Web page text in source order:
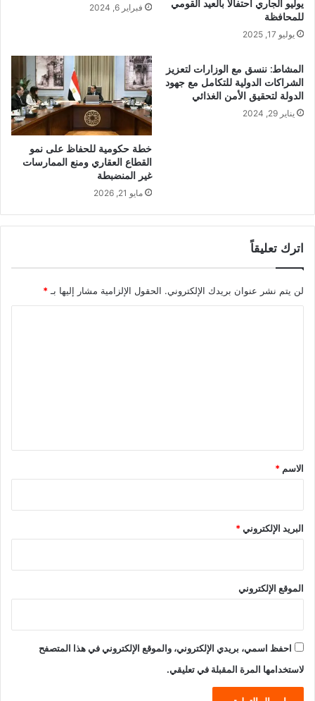
يوليو الجاري احتفالا بالعيد القومي
للمحافظة
يوليو 17, 2025
فبراير 6, 2024
المشاط: ننسق مع الوزارات لتعزيز
الشراكات الدولية للتكامل مع جهود
الدولة لتحقيق الأمن الغذائي
يناير 29, 2024
خطة حكومية للحفاظ على نمو
القطاع العقاري ومنع الممارسات
غير المنضبطة
مايو 21, 2026
اترك تعليقاً
لن يتم نشر عنوان بريدك الإلكتروني. الحقول الإلزامية مشار إليها بـ *
*
الاسم *
البريد الإلكتروني*
الموقع الإلكتروني
احفظ اسمي، بريدي الإلكتروني، والموقع الإلكتروني في هذا المتصفح
لاستخدامها المرة المقبلة في تعليقي.